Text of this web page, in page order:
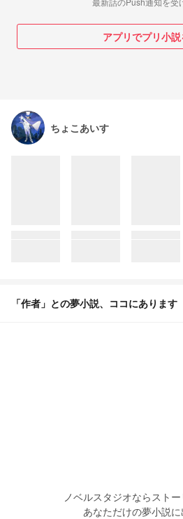
アプリでプリ小説
ちょこあいす
「作者」との夢小説、ココにあります
ノベルスタジオならスト
あなただけの夢小説に